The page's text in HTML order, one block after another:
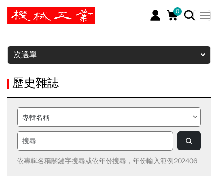
0
暫停
次選單
歷史雜誌
依專輯名稱關鍵字搜尋或依年份搜尋，年份輸入範例202406